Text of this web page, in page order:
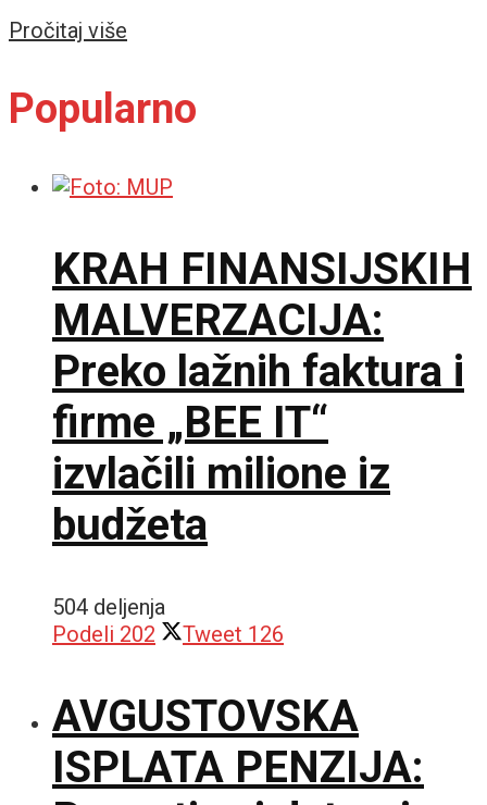
Pročitaj više
Popularno
KRAH FINANSIJSKIH
MALVERZACIJA:
Preko lažnih faktura i
firme „BEE IT“
izvlačili milione iz
budžeta
504 deljenja
Podeli 202 Tweet 126
AVGUSTOVSKA
ISPLATA PENZIJA: